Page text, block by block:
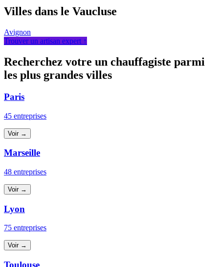
Villes dans le Vaucluse
Avignon
Trouver un artisan expert ↑
Recherchez votre un chauffagiste parmi
les plus grandes villes
Paris
45 entreprises
Voir →
Marseille
48 entreprises
Voir →
Lyon
75 entreprises
Voir →
Toulouse